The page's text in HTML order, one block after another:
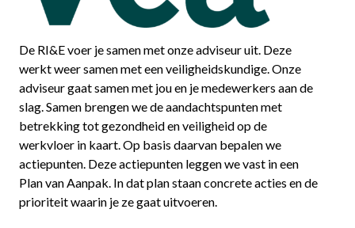
De RI&E voer je samen met onze adviseur uit. Deze
werkt weer samen met een veiligheidskundige. Onze
adviseur gaat samen met jou en je medewerkers aan de
slag. Samen brengen we de aandachtspunten met
betrekking tot gezondheid en veiligheid op de
werkvloer in kaart. Op basis daarvan bepalen we
actiepunten. Deze actiepunten leggen we vast in een
Plan van Aanpak. In dat plan staan concrete acties en de
prioriteit waarin je ze gaat uitvoeren.